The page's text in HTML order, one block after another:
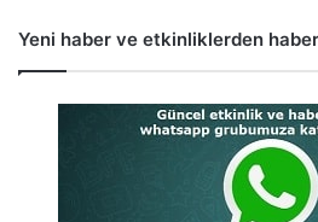
Yeni haber ve etkinliklerden